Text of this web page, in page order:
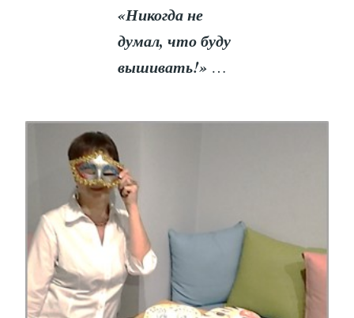
«Никогда не
думал, что буду
вышивать!» …